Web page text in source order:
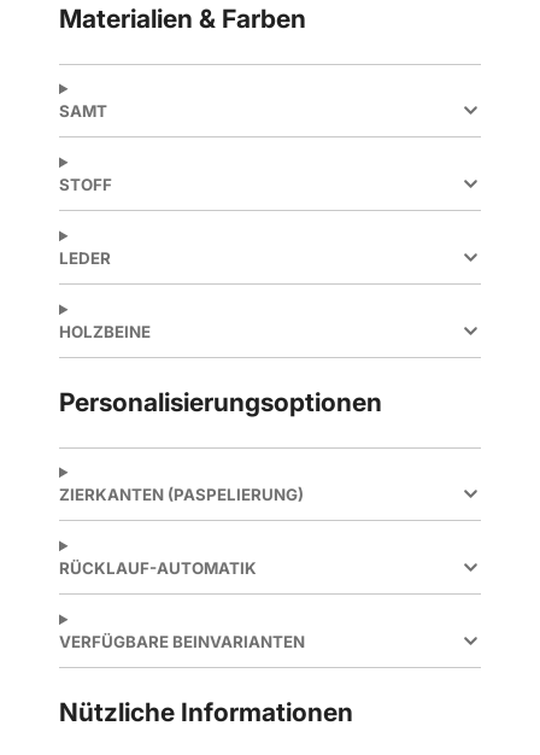
Materialien & Farben
SAMT
STOFF
LEDER
HOLZBEINE
Personalisierungsoptionen
ZIERKANTEN (PASPELIERUNG)
RÜCKLAUF-AUTOMATIK
VERFÜGBARE BEINVARIANTEN
Nützliche Informationen